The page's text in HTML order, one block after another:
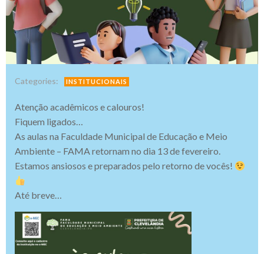
Categories: INSTITUCIONAIS
Atenção acadêmicos e calouros!
Fiquem ligados…
As aulas na Faculdade Municipal de Educação e Meio
Ambiente – FAMA retornam no dia 13 de fevereiro.
Estamos ansiosos e preparados pelo retorno de vocês!
Até breve…